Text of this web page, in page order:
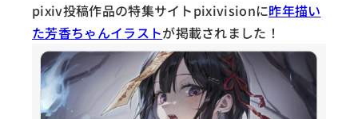
pixiv投稿作品の特集サイトpixivisionに昨年描い
た芳香ちゃんイラストが掲載されました！